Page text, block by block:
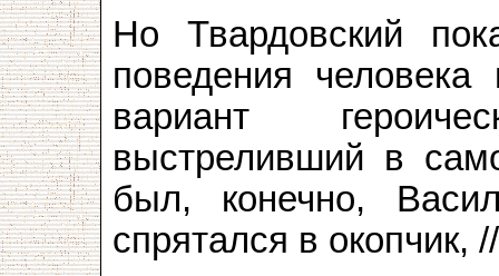
Но Твардовский
поведения человека
вариант
выстреливший в
был, конечно,
спрятался в окопчик,